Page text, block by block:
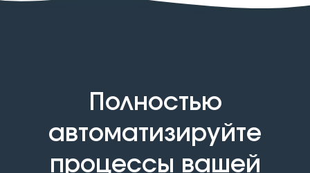
Полностью
автоматизируйте
процессы вашей